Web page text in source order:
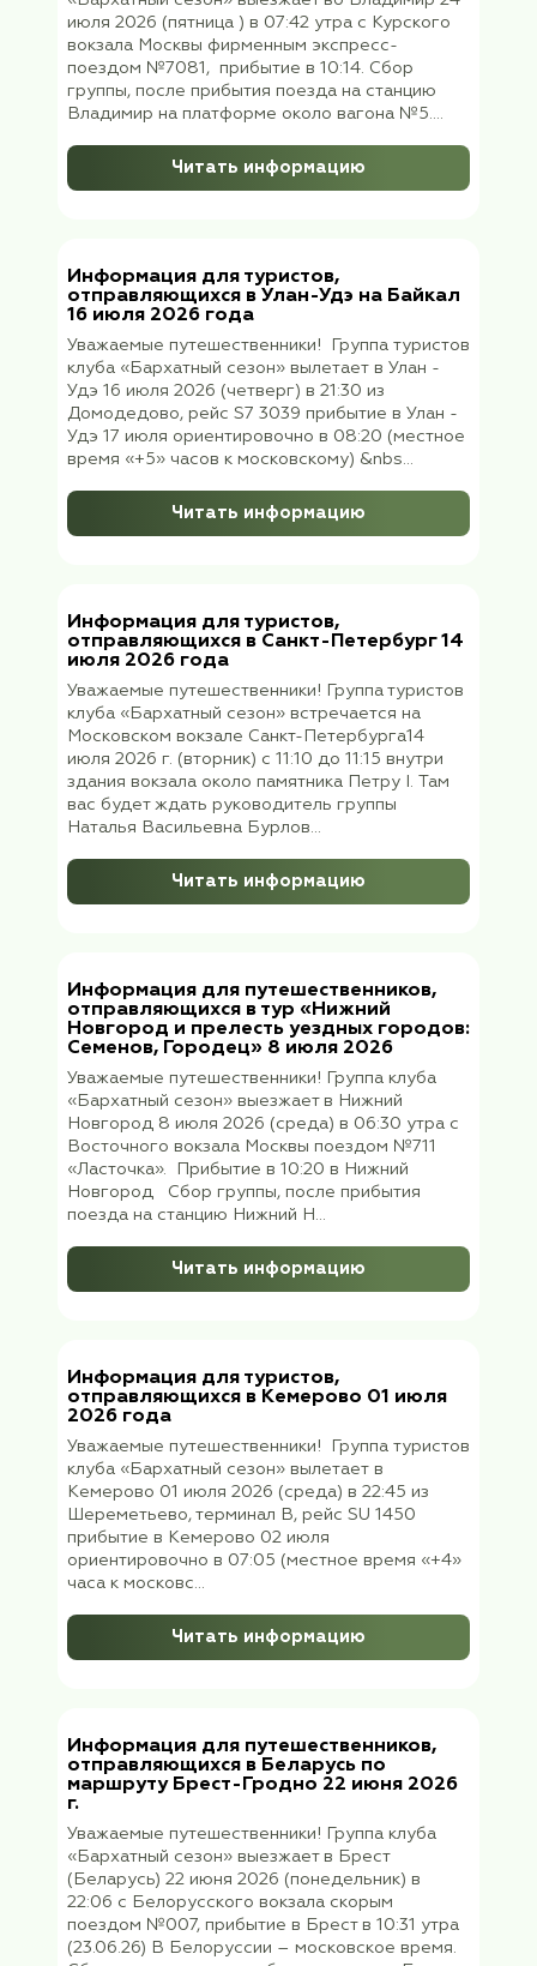
Уважаемые путешественники! Группа
«Бархатного сезона» выезжает в
Петрозаводск 29 июля 2026 (среда) с
Ленинградского вокзала поездом № 018
Петрозаводска 30 июля 2026 (четверг) с
07:50 до 08:00 на платформе у 07 вагона.
Читать информацию
Информация для
отправляющихся в тур «Легенды
Золотого Кольца: Владимир -
Боголюбово - Гусь-Хрустальный»
июля 2026
июля 2026 (пятница ) в 07:42 утра с
вокзала Москвы фирменным экспресс-
поездом №7081, прибытие в 10:14. Сбор
группы, после прибытия поезда на
Владимир на платформе около вагона
Читать информацию
16 июля 2026 года
Уважаемые путешественники! Группа
клуба «Бархатный сезон» вылетает в
Удэ 16 июля 2026 (четверг) в 21:30 из
Домодедово, рейс S7 3039 прибытие в
Удэ 17 июля ориентировочно в 08:20
время «+5» часов к московскому) &nbs...
Читать информацию
отправляющихся в Санкт-
июля 2026 года
Уважаемые путешественники! Группа
клуба «Бархатный сезон» встречается на
Московском вокзале Санкт-Петербурга14
июля 2026 г. (вторник) с 11:10 до 11:15
здания вокзала около памятника Петру I.
вас будет ждать руководитель группы
Наталья Васильевна Бурлов...
Информация для
отправляющихся в тур «Нижний
Новгород и прелесть уездных
Семенов, Городец» 8 июля 2026
Уважаемые путешественники! Группа
«Бархатный сезон» выезжает в Нижний